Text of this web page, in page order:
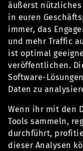
äußerst nützliches
in euren
immer, das
und mehr Traffic
ist optimal
veröffentlichen.
Software-
Daten zu
Wenn ihr mit den
Tools sammeln,
durchführt,
dieser Analysen